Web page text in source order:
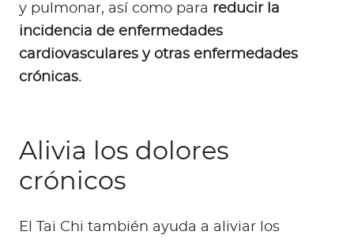
y pulmonar, así como para reducir la
incidencia de enfermedades
cardiovasculares y otras enfermedades
crónicas.
Alivia los dolores
crónicos
El Tai Chi también ayuda a aliviar los